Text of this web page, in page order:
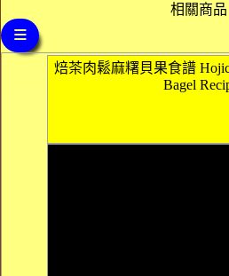
相關商品
≡
焙茶肉鬆麻糬貝果食譜
Bagel